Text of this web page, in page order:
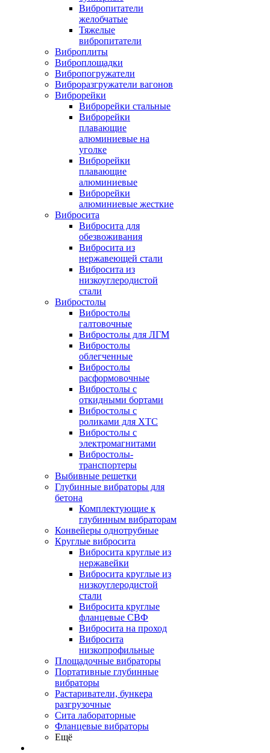
Вибропитатели
желобчатые
Тяжелые
вибропитатели
Виброплиты
Виброплощадки
Вибропогружатели
Виброразгружатели вагонов
Виброрейки
Виброрейки стальные
Виброрейки
плавающие
алюминиевые на
уголке
Виброрейки
плавающие
алюминиевые
Виброрейки
алюминиевые жесткие
Вибросита
Вибросита для
обезвоживания
Вибросита из
нержавеющей стали
Вибросита из
низкоуглеродистой
стали
Вибростолы
Вибростолы
галтовочные
Вибростолы для ЛГМ
Вибростолы
облегченные
Вибростолы
расформовочные
Вибростолы с
откидными бортами
Вибростолы с
роликами для ХТС
Вибростолы с
электромагнитами
Вибростолы-
транспортеры
Выбивные решетки
Глубинные вибраторы для
бетона
Комплектующие к
глубинным вибраторам
Конвейеры однотрубные
Круглые вибросита
Вибросита круглые из
нержавейки
Вибросита круглые из
низкоуглеродистой
стали
Вибросита круглые
фланцевые СВФ
Вибросита на проход
Вибросита
низкопрофильные
Площадочные вибраторы
Портативные глубинные
вибраторы
Растариватели, бункера
разгрузочные
Сита лабораторные
Фланцевые вибраторы
Ещё